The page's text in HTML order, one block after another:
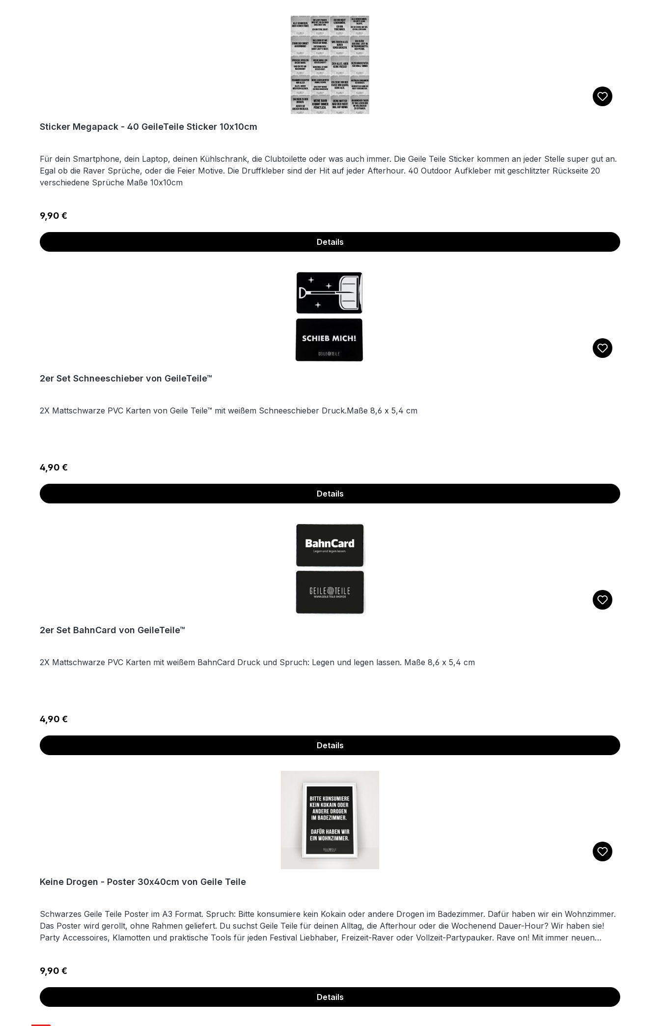
Sticker Megapack - 40 GeileTeile Sticker 10x10cm
Für dein Smartphone, dein Laptop, deinen Kühlschrank, die Clubtoilette oder was auch immer. Die Geile Teile Sticker kommen an jeder Stelle super gut an.
Egal ob die Raver Sprüche, oder die Feier Motive. Die Druffkleber sind der Hit auf jeder Afterhour. 40 Outdoor Aufkleber mit geschlitzter Rückseite 20
verschiedene Sprüche Maße 10x10cm
Regulärer Preis:
9,90 €
Details
2er Set Schneeschieber von GeileTeile™
2X Mattschwarze PVC Karten von Geile Teile™ mit weißem Schneeschieber Druck.Maße 8,6 x 5,4 cm
Regulärer Preis:
4,90 €
Details
2er Set BahnCard von GeileTeile™
2X Mattschwarze PVC Karten mit weißem BahnCard Druck und Spruch: Legen und legen lassen. Maße 8,6 x 5,4 cm
Regulärer Preis:
4,90 €
Details
Keine Drogen - Poster 30x40cm von Geile Teile
Schwarzes Geile Teile Poster im A3 Format. Spruch: Bitte konsumiere kein Kokain oder andere Drogen im Badezimmer. Dafür haben wir ein Wohnzimmer.
Das Poster wird gerollt, ohne Rahmen geliefert. Du suchst Geile Teile für deinen Alltag, die Afterhour oder die Wochenend Dauer-Hour? Wir haben sie!
Party Accessoires, Klamotten und praktische Tools für jeden Festival Liebhaber, Freizeit-Raver oder Vollzeit-Partypauker. Rave on! Mit immer neuen
Regulärer Preis:
9,90 €
Details